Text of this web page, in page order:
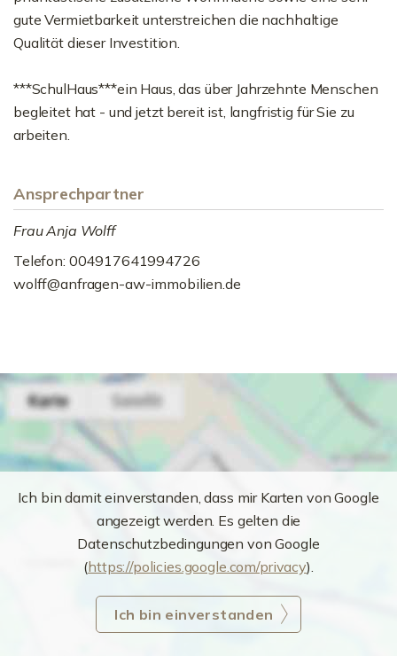
gute Vermietbarkeit unterstreichen die nachhaltige
Qualität dieser Investition.
***SchulHaus***ein Haus, das über Jahrzehnte Menschen
begleitet hat - und jetzt bereit ist, langfristig für Sie zu
arbeiten.
Ansprechpartner
Frau Anja Wolff
Telefon: 004917641994726
wolff@anfragen-aw-immobilien.de
Ich bin damit einverstanden, dass mir Karten von Google
angezeigt werden. Es gelten die
Datenschutzbedingungen von Google
(https://policies.google.com/privacy).
Ich bin einverstanden